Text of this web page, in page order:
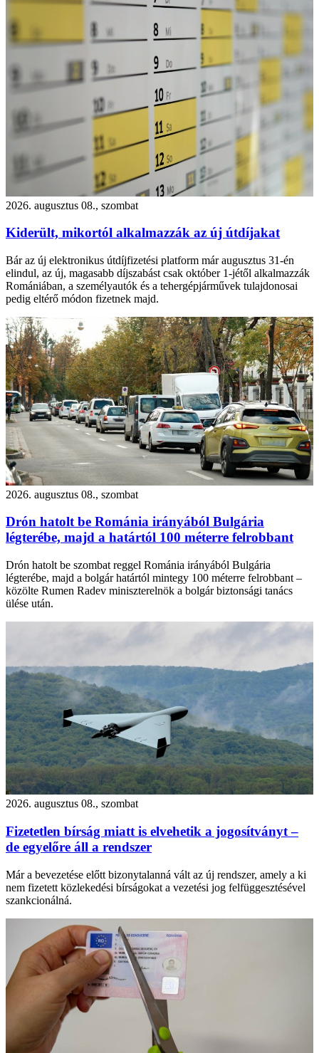
2026. augusztus 08., szombat
Kiderült, mikortól alkalmazzák az új útdíjakat
Bár az új elektronikus útdíjfizetési platform már augusztus 31-én
elindul, az új, magasabb díjszabást csak október 1-jétől alkalmazzák
Romániában, a személyautók és a tehergépjárművek tulajdonosai
pedig eltérő módon fizetnek majd.
2026. augusztus 08., szombat
Drón hatolt be Románia irányából Bulgária
légterébe, majd a határtól 100 méterre felrobbant
Drón hatolt be szombat reggel Románia irányából Bulgária
légterébe, majd a bolgár határtól mintegy 100 méterre felrobbant –
közölte Rumen Radev miniszterelnök a bolgár biztonsági tanács
ülése után.
2026. augusztus 08., szombat
Fizetetlen bírság miatt is elvehetik a jogosítványt –
de egyelőre áll a rendszer
Már a bevezetése előtt bizonytalanná vált az új rendszer, amely a ki
nem fizetett közlekedési bírságokat a vezetési jog felfüggesztésével
szankcionálná.